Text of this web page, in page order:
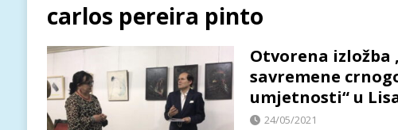
[ 06/08/2026 ]
Najava programa XL festivala „Grad teatar“
Najava programa XL festivala „Grad teatar“
carlos pereira pinto
Otvorena izložba
savremene
umjetnosti“ u
24/05/2021